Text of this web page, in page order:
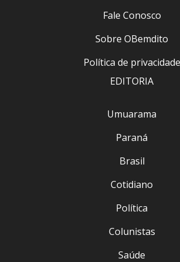
Fale Conosco
Sobre OBemdito
Política de privacidade
EDITORIA
Umuarama
Paraná
Brasil
Cotidiano
Política
Colunistas
Saúde